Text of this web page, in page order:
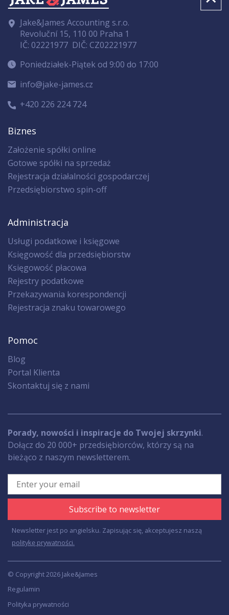
Jake&James Accounting s.r.o.
Revoluční 15, 110 00 Praha 1
IČ: 02221977 DIČ: CZ02221977
Poniedziałek-Piątek od 9:00 do 17:00
info@jake-james.cz
+420 226 224 724
Biznes
Założenie spółki online
Gotowe spółki na sprzedaż
Rejestracja działalności gospodarczej
Przedsiębiorstwo spin-off
Administracja
Usługi podatkowe i księgowe
Księgowość dla przedsiębiorstw
Księgowość płacowa
Rejestry podatkowe
Przekazywania korespondencji
Rejestracja znaku towarowego
Pomoc
Blog
Portal Klienta
Skontaktuj się z nami
Porady, nowości i inspiracje do Twojej skrzynki.
Dołącz do 20 000+ przedsiębiorców, którzy są na
bieżąco z naszym newsletterem.
Subscribe to newsletter
Newsletter jest po angielsku. Zapisując się, akceptujesz naszą
politykę prywatności.
© Copyright 2026 Jake&James
Regulamin
Polityka prywatności